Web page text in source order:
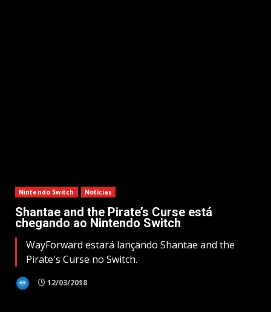
Nintendo Switch Notícias
Shantae and the Pirate’s Curse está
chegando ao Nintendo Switch
WayForward estará lançando Shantae and the
Pirate's Curse no Switch.
12/03/2018